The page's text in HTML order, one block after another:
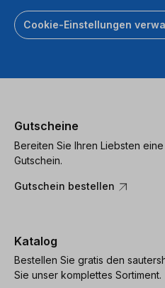
Cookie-Einstellungen
Gutscheine
Bereiten Sie Ihren Liebsten
Gutschein.
Gutschein bestellen
Katalog
Bestellen Sie gratis den
Sie unser komplettes Sortiment.